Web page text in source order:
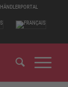
HÄNDLERPORTAL